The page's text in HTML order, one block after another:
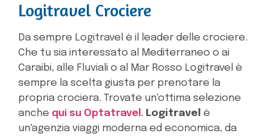
Logitravel Crociere
Da sempre Logitravel è il leader delle crociere.
Che tu sia interessato al Mediterraneo o ai
Caraibi, alle Fluviali o al Mar Rosso Logitravel è
sempre la scelta giusta per prenotare la
propria crociera. Trovate un'ottima selezione
anche qui su Optatravel. Logitravel è
un'agenzia viaggi moderna ed economica, da